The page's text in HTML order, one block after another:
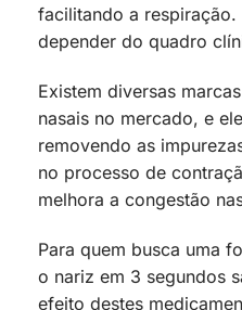
facilitando a
depender do quadro
Existem diversas
nasais no mercado, e
removendo as
no processo de
melhora a congestão
Para quem busca uma
o nariz em 3 segundos
efeito destes